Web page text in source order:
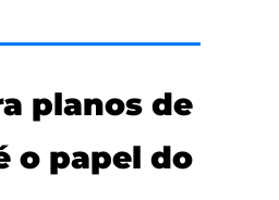
planos de
o papel do